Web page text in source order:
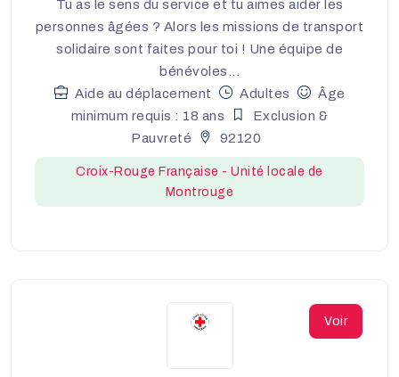
Tu as le sens du service et tu aimes aider les
personnes âgées ? Alors les missions de transport
solidaire sont faites pour toi ! Une équipe de
bénévoles...
Aide au déplacement
Adultes
Âge
minimum requis : 18 ans
Exclusion &
Pauvreté
92120
Croix-Rouge Française - Unité locale de
Montrouge
Voir